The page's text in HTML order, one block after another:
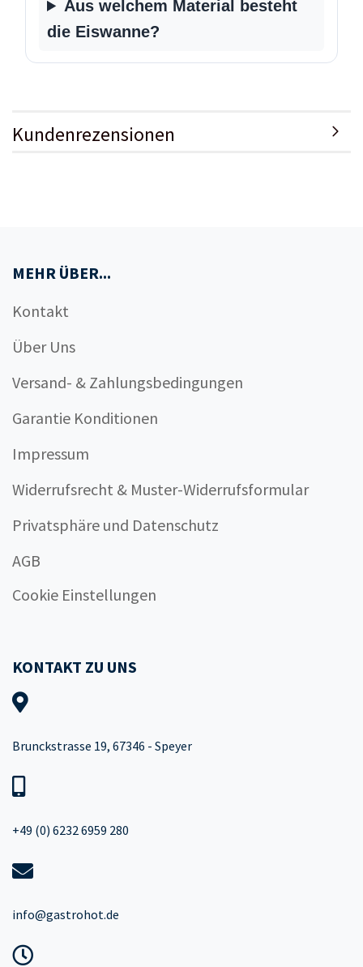
Aus welchem Material besteht
die Eiswanne?
Kundenrezensionen
MEHR ÜBER...
Kontakt
Über Uns
Versand- & Zahlungsbedingungen
Garantie Konditionen
Impressum
Widerrufsrecht & Muster-Widerrufsformular
Privatsphäre und Datenschutz
AGB
Cookie Einstellungen
KONTAKT ZU UNS
Brunckstrasse 19, 67346 - Speyer
+49 (0) 6232 6959 280
info@gastrohot.de